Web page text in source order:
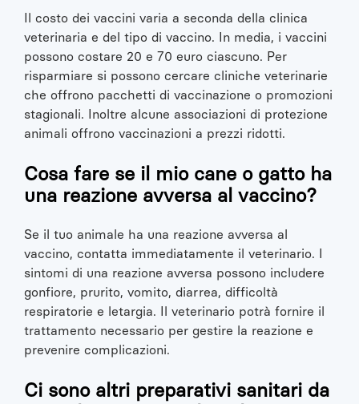
Il costo dei vaccini varia a seconda della clinica
veterinaria e del tipo di vaccino. In media, i vaccini
possono costare 20 e 70 euro ciascuno. Per
risparmiare si possono cercare cliniche veterinarie
che offrono pacchetti di vaccinazione o promozioni
stagionali. Inoltre alcune associazioni di protezione
animali offrono vaccinazioni a prezzi ridotti.
Cosa fare se il mio cane o gatto ha
una reazione avversa al vaccino?
Se il tuo animale ha una reazione avversa al
vaccino, contatta immediatamente il veterinario. I
sintomi di una reazione avversa possono includere
gonfiore, prurito, vomito, diarrea, difficoltà
respiratorie e letargia. Il veterinario potrà fornire il
trattamento necessario per gestire la reazione e
prevenire complicazioni.
Ci sono altri preparativi sanitari da